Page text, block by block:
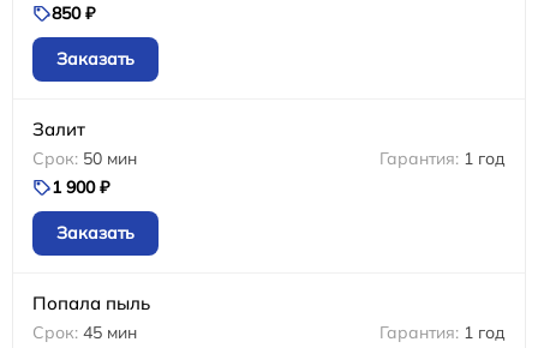
850 ₽
Заказать
Залит
50 мин
1 год
1 900 ₽
Заказать
Попала пыль
45 мин
1 год